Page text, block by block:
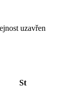
uzavřen
St